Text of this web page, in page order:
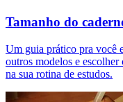
Tamanho do
Um guia prático pra você
outros modelos e
na sua rotina de estudos.